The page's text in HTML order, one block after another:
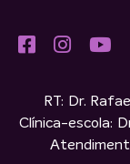
RT: Dr.
Clínica-escola: